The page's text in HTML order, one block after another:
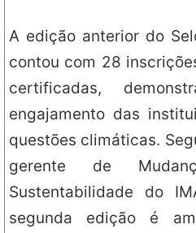
A edição anterior do
contou com 28
certificadas,
engajamento das
questões climáticas.
gerente de
Sustentabilidade do
segunda edição é